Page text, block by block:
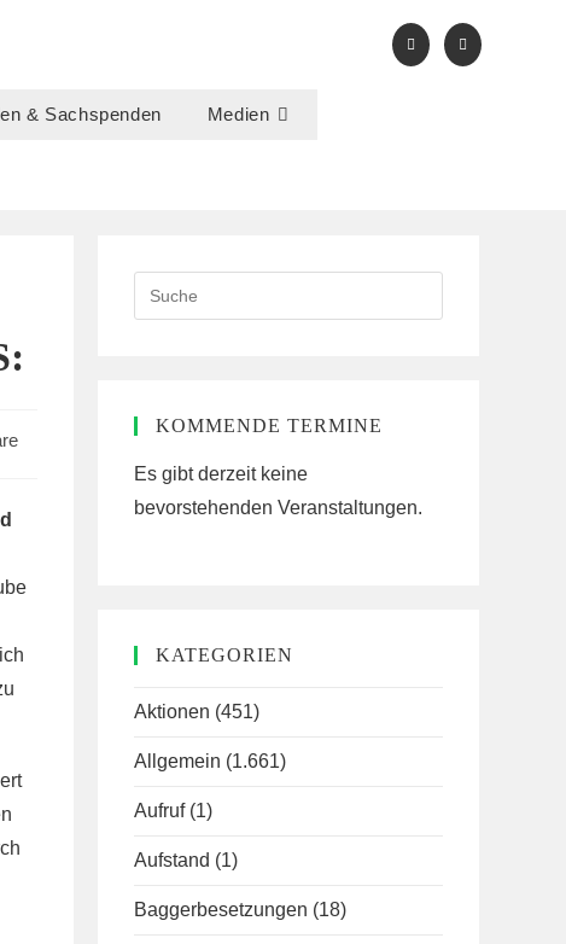
& Sachspenden Medien
this
KOMMENDE TERMINE
Es gibt derzeit keine
bevorstehenden Veranstaltungen.
KATEGORIEN
Aktionen (451)
Allgemein (1.661)
Aufruf (1)
Aufstand (1)
Baggerbesetzungen (18)